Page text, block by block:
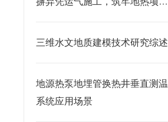
三维水文地质建模技术研究综述
地源热泵地埋管换热井垂直测温
系统应用场景